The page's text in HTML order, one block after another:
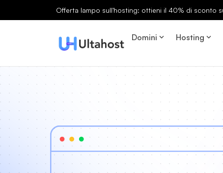
Offerta lampo sull'hosting: ottieni il 40% di sconto
Domini Hosting